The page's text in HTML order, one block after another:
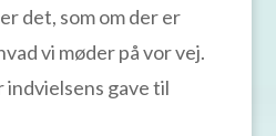
det, som om der er
vi møder på vor vej.
indvielsens gave til